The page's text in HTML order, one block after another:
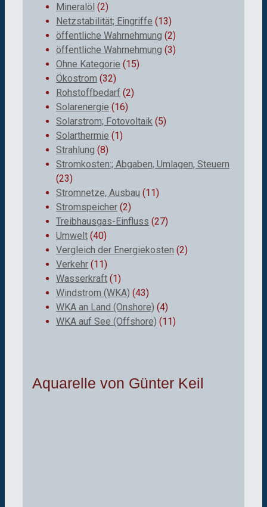
Mineralöl (2)
Netzstabilität; Eingriffe (13)
öffentliche Wahrnehmung (2)
öffentliche Wahrnehmung (3)
Ohne Kategorie (15)
Ökostrom (32)
Rohstoffbedarf (2)
Solarenergie (16)
Solarstrom; Fotovoltaik (5)
Solarthermie (1)
Strahlung (8)
Stromkosten:; Abgaben, Umlagen, Steuern
(23)
Stromnetze, Ausbau (11)
Stromspeicher (2)
Treibhausgas-Einfluss (27)
Umwelt (40)
Vergleich der Energiekosten (2)
Verkehr (11)
Wasserkraft (1)
Windstrom (WKA) (43)
WKA an Land (Onshore) (4)
WKA auf See (Offshore) (11)
Aquarelle von Günter Keil